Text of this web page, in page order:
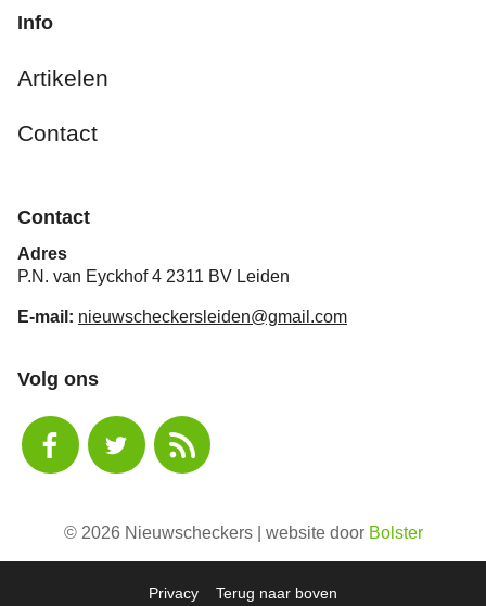
Info
Artikelen
Contact
Contact
Adres
P.N. van Eyckhof 4 2311 BV Leiden
E-mail: nieuwscheckersleiden@gmail.com
Volg ons
© 2026 Nieuwscheckers | website door Bolster
Privacy Terug naar boven